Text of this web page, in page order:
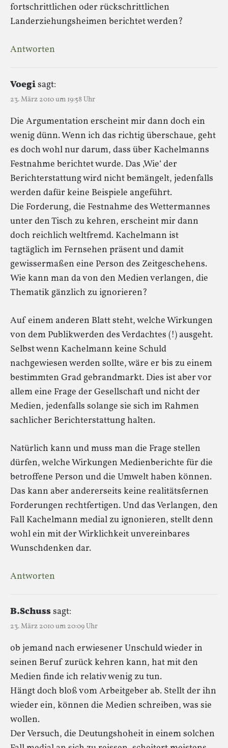
fortschrittlichen oder rückschrittlichen
Landerziehungsheimen berichtet werden?
Antworten
Voegisagt:
23. März 2010 um 19:58 Uhr
Die Argumentation erscheint mir dann doch ein
wenig dünn. Wenn ich das richtig überschaue, geht
es doch wohl nur darum, dass über Kachelmanns
Festnahme berichtet wurde. Das ‚Wie‘ der
Berichterstattung wird nicht bemängelt, jedenfalls
werden dafür keine Beispiele angeführt.
Die Forderung, die Festnahme des Wettermannes
unter den Tisch zu kehren, erscheint mir dann
doch reichlich weltfremd. Kachelmann ist
tagtäglich im Fernsehen präsent und damit
gewissermaßen eine Person des Zeitgeschehens.
Wie kann man da von den Medien verlangen, die
Thematik gänzlich zu ignorieren?
Auf einem anderen Blatt steht, welche Wirkungen
von dem Publikwerden des Verdachtes (!) ausgeht.
Selbst wenn Kachelmann keine Schuld
nachgewiesen werden sollte, wäre er bis zu einem
bestimmten Grad gebrandmarkt. Dies ist aber vor
allem eine Frage der Gesellschaft und nicht der
Medien, jedenfalls solange sie sich im Rahmen
sachlicher Berichterstattung halten.
Natürlich kann und muss man die Frage stellen
dürfen, welche Wirkungen Medienberichte für die
betroffene Person und die Umwelt haben können.
Das kann aber andererseits keine realitätsfernen
Forderungen rechtfertigen. Und das Verlangen, den
Fall Kachelmann medial zu ignonieren, stellt denn
wohl ein mit der Wirklichkeit unvereinbares
Wunschdenken dar.
Antworten
B.Schusssagt:
23. März 2010 um 20:09 Uhr
ob jemand nach erwiesener Unschuld wieder in
seinen Beruf zurück kehren kann, hat mit den
Medien finde ich relativ wenig zu tun.
Hängt doch bloß vom Arbeitgeber ab. Stellt der ihn
wieder ein, können die Medien schreiben, was sie
wollen.
Der Versuch, die Deutungshoheit in einem solchen